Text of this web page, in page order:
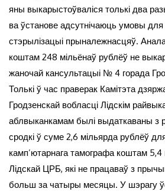
яны выкарыстоўваліся толькі два
ва ўстанове адсутнічаюць умовы для
стэрылізацыі прыналежнасцяў.
коштам 248 мільёнаў рублёў не
жаночай кансультацыі № 4 горада
Толькі ў час праверак Камітэта
Гродзенскай вобласці Лідскім
аблвыканкамам былі выдаткаваны з
сродкі ў суме 2,6 мільярда рублёў
камп’ютарнага тамографа коштам
Лідскай ЦРБ, які не працаваў з
больш за чатыры месяцы. У шэрагу